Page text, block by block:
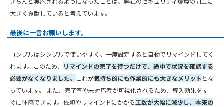
大きく貢献していると考えています。
最後に一言お願いします。
コンプルはシンプルで使いやすく、一度設定すると自動でリマインドしてく
れます。このため、
リマインドの完了を待つだけで、途中で状況を確認する
必要がなくなりました。 これが気持ち的にも作業的にも大きなメリットとな
っています。 また、完了率や未対応者が可視化されるため、導入効果をす
ぐに体感できます。依頼やリマインドにかかる工数が大幅に減少し、本来の